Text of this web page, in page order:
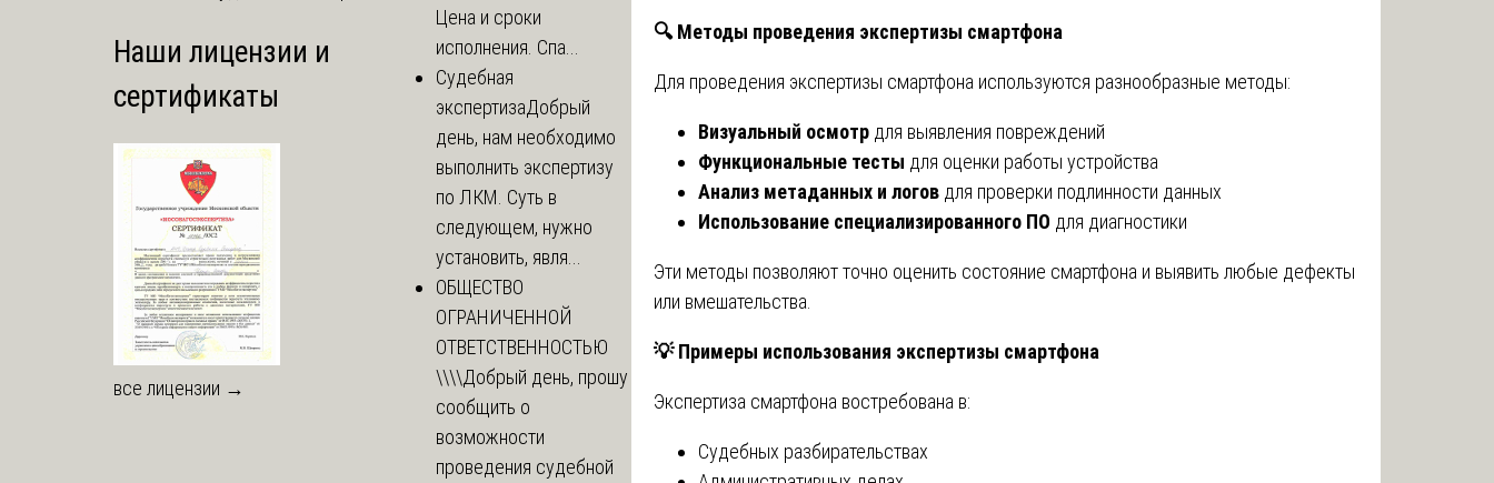
🔍Методы проведения экспертизы смартфона
Для проведения экспертизы смартфона используются разнообразные методы:
Визуальный осмотрдля выявления повреждений
Функциональные тесты для оценки работы устройства
Анализ метаданных и логовдля проверки подлинности данных
Использование специализированного ПО для диагностики
Эти методы позволяют точно оценить состояние смартфона и выявить любые дефекты
или вмешательства.
💡Примеры использования экспертизы смартфона
Экспертиза смартфона востребована в:
Судебных разбирательствах
Наши лицензии и
сертификаты
все лицензии →
Цена и сроки
исполнения. Спа...
Судебная
экспертизаДобрый
день, нам необходимо
выполнить экспертизу
по ЛКМ. Суть в
следующем, нужно
установить, явля...
ОБЩЕСТВО
ОГРАНИЧЕННОЙ
ОТВЕТСТВЕННОСТЬЮ
\\\\Добрый день, прошу
сообщить о
возможности
проведения судебной